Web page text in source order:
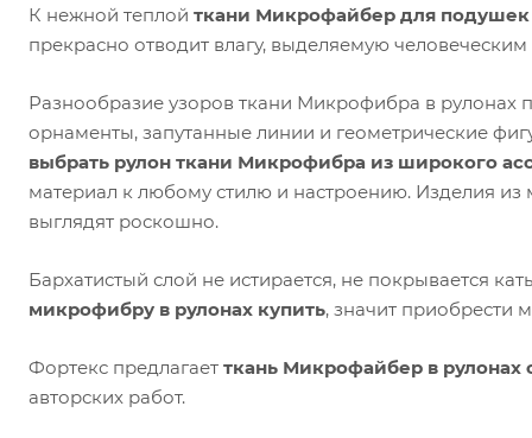
К нежной теплой ткани Микрофайбер для подушек
прекрасно отводит влагу, выделяемую
Разнообразие узоров ткани Микрофибра в рулонах
орнаменты, запутанные линии и геометрические
выбрать рулон ткани Микрофибра из широкого
материал к любому стилю и настроению. Изделия
выглядят роскошно.
Бархатистый слой не истирается, не покрывается
микрофибру в рулонах купить, значит приобрести
Фортекс предлагает ткань Микрофайбер в рулонах
авторских работ.